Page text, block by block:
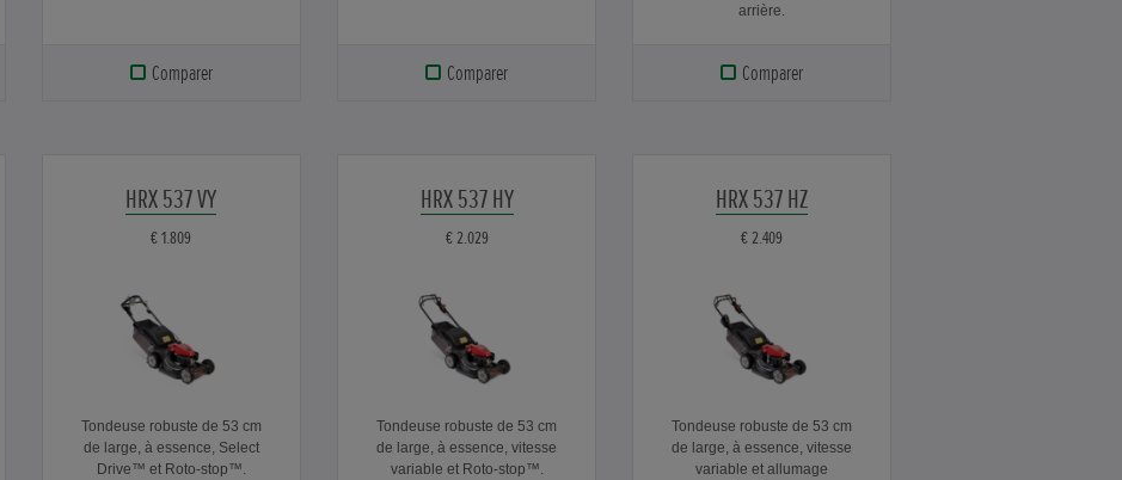
Comparer Comparer
arrière.
Comparer
HRX 537 VY
€ 1.809
Tondeuse robuste de 53 cm
de large, à essence, Select
Drive™ et Roto-stop™.
HRX 537 HY
€ 2.029
Tondeuse robuste de 53 cm
de large, à essence, vitesse
variable et Roto-stop™.
HRX 537 HZ
€ 2.409
Tondeuse robuste de 53 cm
de large, à essence, vitesse
variable et allumage